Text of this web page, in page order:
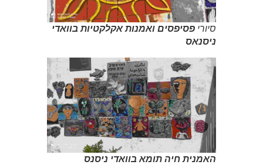
סיורי פסיפסים ואמנות אקלקטיות בוואדי
ניסנאס
האמנית חיה תומא בוואדי ניסנס